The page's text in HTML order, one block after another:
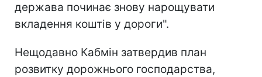
держава починає знову нарощувати
вкладення коштів у дороги".
Нещодавно Кабмін затвердив план
розвитку дорожнього господарства,